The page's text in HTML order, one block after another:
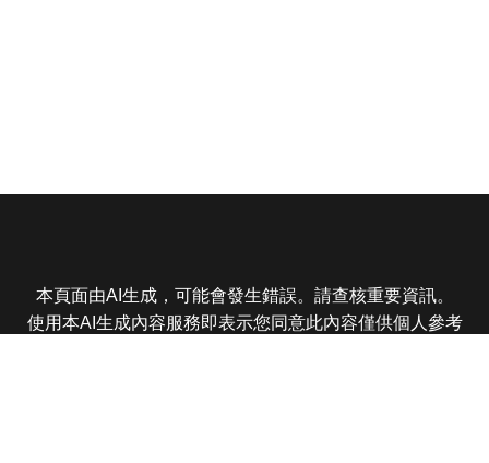
本頁面由AI生成，可能會發生錯誤。請查核重要資訊。
使用本AI生成內容服務即表示您同意此內容僅供個人參考